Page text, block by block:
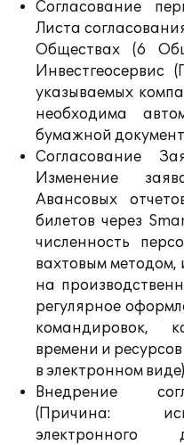
Согласование
Листа
Обществах (6
Инвестгеосервис
указываемых
необходима
бумажной
Согласование
Изменение
Авансовых
билетов через
численность
вахтовым
на
регулярное
командировок,
времени и
в электронном
Внедрение
(Причина:
электронного